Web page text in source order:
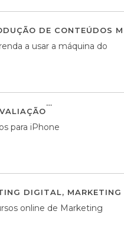
DE CONTEÚDOS
a usar a máquina do
para iPhone
DIGITAL,
online de Marketing